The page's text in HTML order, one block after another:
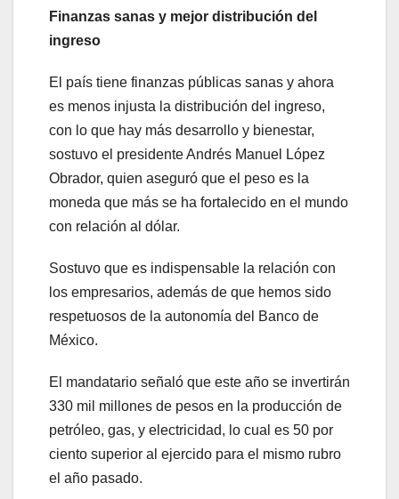
Finanzas sanas y mejor distribución del
ingreso
El país tiene finanzas públicas sanas y ahora
es menos injusta la distribución del ingreso,
con lo que hay más desarrollo y bienestar,
sostuvo el presidente Andrés Manuel López
Obrador, quien aseguró que el peso es la
moneda que más se ha fortalecido en el mundo
con relación al dólar.
Sostuvo que es indispensable la relación con
los empresarios, además de que hemos sido
respetuosos de la autonomía del Banco de
México.
El mandatario señaló que este año se invertirán
330 mil millones de pesos en la producción de
petróleo, gas, y electricidad, lo cual es 50 por
ciento superior al ejercido para el mismo rubro
el año pasado.